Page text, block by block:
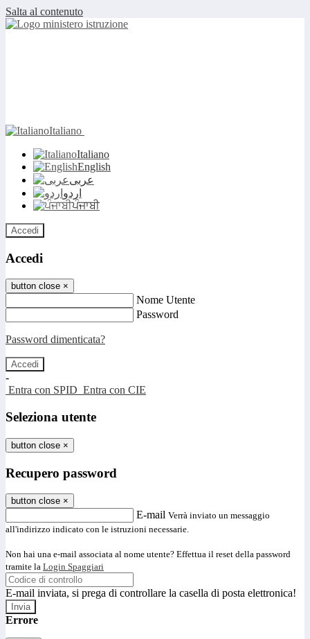
Salta al contenuto
Italiano
Italiano
English
عربى
اردو
ਪੰਜਾਬੀ
Accedi
Accedi
button close ×
Nome Utente
Password
Password dimenticata?
-
Entra con SPID Entra con CIE
Seleziona utente
button close ×
Recupero password
button close ×
E-mail Verrà inviato un messaggio
all'indirizzo indicato con le istruzioni necessarie.
Non hai una e-mail associata al nome utente? Effettua il reset della password
tramite la Login Spaggiari
E-mail inviata, si prega di controllare la casella di posta elettronica!
Errore